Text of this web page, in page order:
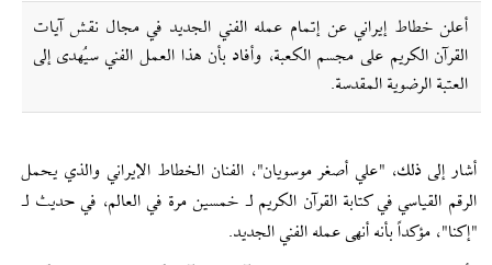
أعلن خطاط إيراني عن إتمام عمله الفني الجديد في مجال نقش آيات
القرآن الكريم على مجسم الكعبة، وأفاد بأن هذا العمل الفني سيُهدى إلى
العتبة الرضوية المقدسة.
أشار إلى ذلك، "علي أصغر موسويان"، الفنان الخطاط الإيراني والذي يحمل
الرقم القياسي في كتابة القرآن الكريم لـ خمسين مرة في العالم، في حديث لـ
"إكنا"، مؤكداً بأنه أنهى عمله الفني الجديد.